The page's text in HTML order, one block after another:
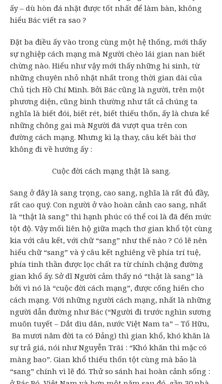
ấy – dù hòn đá nhặt được tốt nhất để làm bàn, không
hiểu Bác viết ra sao ?
Đặt ba điều ấy vào trong cùng một hệ thống, mới thấy
sự nghiệp cách mạng mà Người chèo lái gian nan biết
chừng nào. Hiểu như vậy mới thấy những hi sinh, từ
những chuyên nhỏ nhặt nhất trong thời gian dài của
Chủ tịch Hồ Chí Minh. Bởi Bác cũng là người, trên một
phương diện, cũng bình thường như tất cả chúng ta
nghĩa là biết đói, biết rét, biết thiếu thốn, ấy là chưa kể
những chông gai mà Người đã vượt qua trên con
đường cách mạng. Nhưng kì lạ thay, câu kết bài thơ
không đi về hướng ấy :
Cuộc đời cách mạng thật là sang.
Sang ở đây là sang trọng, cao sang, nghĩa là rất đủ đầy,
rất cao quý. Con người ở vào hoàn cảnh cao sang, nhất
là “thật là sang” thì hạnh phúc có thể coi là đã đến mức
tột độ. Vậy mối liên hộ giữa mạch thơ gian khổ tột cùng
kia với câu kết, với chữ “sang” như thế nào ? Có lẽ nên
hiểu chữ “sang” và ý câu kết nghiêng về phía trí tuệ,
phía tinh thần được lọc chất ra từ chính chặng đường
gian khổ ấy. Sở dĩ Người cảm thấy nó “thật là sang” là
bởi vì nó là “cuộc đời cách mạng”, được cống hiến cho
cách mạng. Với những người cách mạng, nhất là những
người dẫn đường như Bác (“Người đi trước nghìn sương
muôn tuyết – Dắt dìu dân, nước Việt Nam ta” – Tố Hữu,
Ba mươi năm đời ta có Đảng) thì gian khổ, khó khăn là
sự trả giá, nói như Nguyễn Trãi : “Khó khăn thì mặc có
màng bao”. Gian khổ thiếu thốn tột cùng mà bảo là
“sang” chính vì lẽ đó. Thử so sánh hai hoàn cảnh sống :